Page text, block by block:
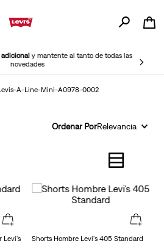
adicionaly mantente al tanto de todas las
novedades
A-Line-Mini-A0978-0002
Ordenar PorRelevancia
Levi's Shorts Hombre Levi's 405 Standard